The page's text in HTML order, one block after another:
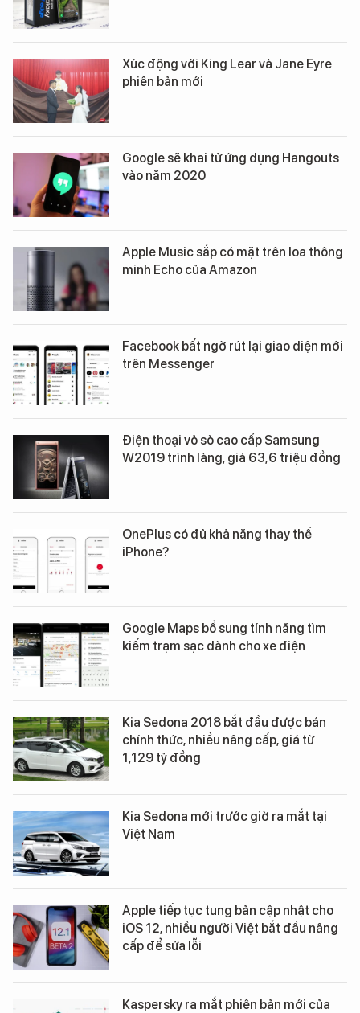
Xúc động với King Lear và Jane Eyre
phiên bản mới
Google sẽ khai tử ứng dụng Hangouts
vào năm 2020
Apple Music sắp có mặt trên loa thông
minh Echo của Amazon
Facebook bất ngờ rút lại giao diện mới
trên Messenger
Điện thoại vỏ sò cao cấp Samsung
W2019 trình làng, giá 63,6 triệu đồng
OnePlus có đủ khả năng thay thế
iPhone?
Google Maps bổ sung tính năng tìm
kiếm trạm sạc dành cho xe điện
Kia Sedona 2018 bắt đầu được bán
chính thức, nhiều nâng cấp, giá từ
1,129 tỷ đồng
Kia Sedona mới trước giờ ra mắt tại
Việt Nam
Apple tiếp tục tung bản cập nhật cho
iOS 12, nhiều người Việt bắt đầu nâng
cấp để sửa lỗi
Kaspersky ra mắt phiên bản mới của